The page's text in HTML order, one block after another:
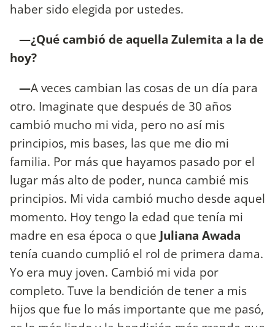
haber sido elegida por ustedes.
—¿Qué cambió de aquella Zulemita a la de
hoy?
—A veces cambian las cosas de un día para
otro. Imaginate que después de 30 años
cambió mucho mi vida, pero no así mis
principios, mis bases, las que me dio mi
familia. Por más que hayamos pasado por el
lugar más alto de poder, nunca cambié mis
principios. Mi vida cambió mucho desde aquel
momento. Hoy tengo la edad que tenía mi
madre en esa época o que Juliana Awada
tenía cuando cumplió el rol de primera dama.
Yo era muy joven. Cambió mi vida por
completo. Tuve la bendición de tener a mis
hijos que fue lo más importante que me pasó,